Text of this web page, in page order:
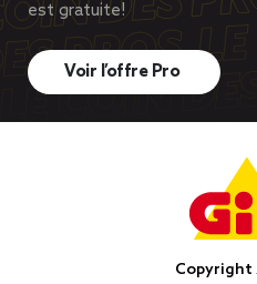
est gratuite!
Voir l’offre Pro
Copyright